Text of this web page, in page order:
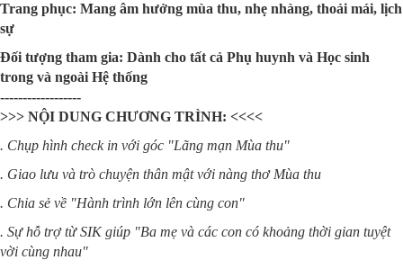
Trang phục: Mang âm hưởng mùa thu, nhẹ nhàng, thoải mái, lịch
sự
Đối tượng tham gia: Dành cho tất cả Phụ huynh và Học sinh
trong và ngoài Hệ thống
------------------
>>> NỘI DUNG CHƯƠNG TRÌNH: <<<<
. Chụp hình check in với góc "Lãng mạn Mùa thu"
. Giao lưu và trò chuyện thân mật với nàng thơ Mùa thu
. Chia sẻ về "Hành trình lớn lên cùng con"
. Sự hỗ trợ từ SIK giúp "Ba mẹ và các con có khoảng thời gian tuyệt
vời cùng nhau"